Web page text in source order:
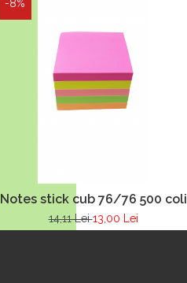
-8%
Notes stick cub 76/76 500 coli
14,11 Lei13,00 Lei